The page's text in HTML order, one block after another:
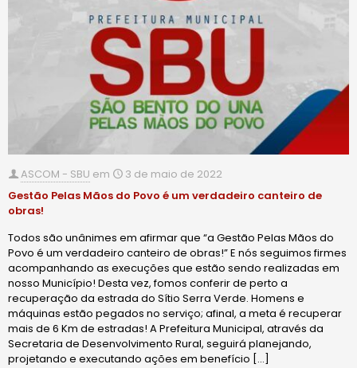
ASCOM - SBU em
3 de maio de 2022
Gestão Pelas Mãos do Povo é um verdadeiro canteiro de
obras!
Todos são unânimes em afirmar que “a Gestão Pelas Mãos do
Povo é um verdadeiro canteiro de obras!” E nós seguimos firmes
acompanhando as execuções que estão sendo realizadas em
nosso Município! Desta vez, fomos conferir de perto a
recuperação da estrada do Sítio Serra Verde. Homens e
máquinas estão pegados no serviço; afinal, a meta é recuperar
mais de 6 Km de estradas! A Prefeitura Municipal, através da
Secretaria de Desenvolvimento Rural, seguirá planejando,
projetando e executando ações em benefício […]